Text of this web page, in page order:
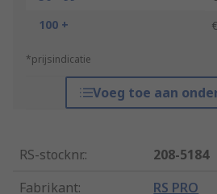
100 +
*prijsindicatie
Voeg toe aan
RS-stocknr.:
208-5184
Fabrikant: RS PRO